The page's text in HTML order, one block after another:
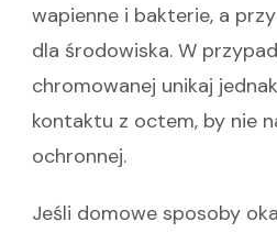
wapienne i bakterie, a
dla środowiska. W
chromowanej unikaj
kontaktu z octem, by nie
ochronnej.
Jeśli domowe sposoby